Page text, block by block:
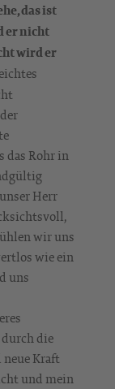
das ist
er nicht
wird er
das Rohr in
Herr
wir uns
wie ein
uns
die
neue Kraft
und mein